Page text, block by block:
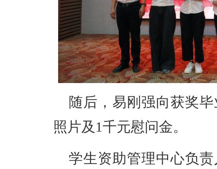
随后，易刚强向获奖
照片及1千元慰问金。
学生资助管理中心负